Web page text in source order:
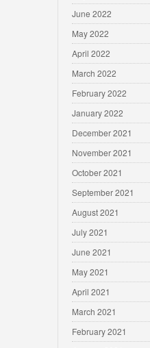
June 2022
May 2022
April 2022
March 2022
February 2022
January 2022
December 2021
November 2021
October 2021
September 2021
August 2021
July 2021
June 2021
May 2021
April 2021
March 2021
February 2021